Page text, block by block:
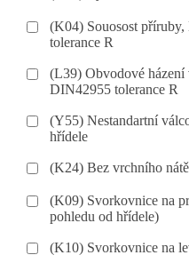
(K04) Souosost
tolerance R
(L39) Obvodové
DIN42955 tolerance R
(Y55) Nestandartní
hřídele
(K24) Bez vrchního
(K09) Svorkovnice na
pohledu od hřídele)
(K10) Svorkovnice na